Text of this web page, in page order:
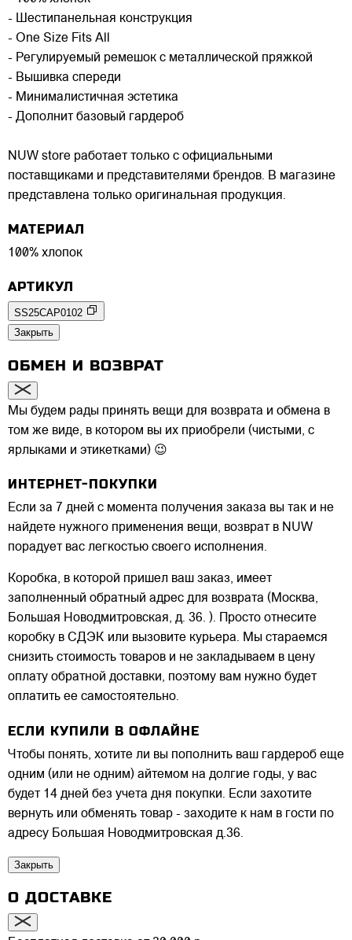
- Шестипанельная конструкция
- One Size Fits All
- Регулируемый ремешок с металлической пряжкой
- Вышивка спереди
- Минималистичная эстетика
- Дополнит базовый гардероб
NUW store работает только с официальными
поставщиками и представителями брендов. В магазине
представлена только оригинальная продукция.
МАТЕРИАЛ
100% хлопок
АРТИКУЛ
SS25CAP0102
Закрыть
ОБМЕН И ВОЗВРАТ
Мы будем рады принять вещи для возврата и обмена в
том же виде, в котором вы их приобрели (чистыми, с
ярлыками и этикетками) 😉
ИНТЕРНЕТ-ПОКУПКИ
Если за 7 дней с момента получения заказа вы так и не
найдете нужного применения вещи, возврат в NUW
порадует вас легкостью своего исполнения.
Коробка, в которой пришел ваш заказ, имеет
заполненный обратный адрес для возврата (Москва,
Большая Новодмитровская, д. 36. ). Просто отнесите
коробку в СДЭК или вызовите курьера. Мы стараемся
снизить стоимость товаров и не закладываем в цену
оплату обратной доставки, поэтому вам нужно будет
оплатить ее самостоятельно.
ЕСЛИ КУПИЛИ В ОФЛАЙНЕ
Чтобы понять, хотите ли вы пополнить ваш гардероб еще
одним (или не одним) айтемом на долгие годы, у вас
будет 14 дней без учета дня покупки. Если захотите
вернуть или обменять товар - заходите к нам в гости по
адресу Большая Новодмитровская д.36.
Закрыть
О ДОСТАВКЕ